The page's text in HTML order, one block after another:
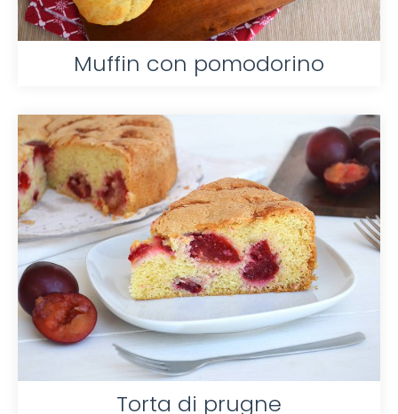
Muffin con pomodorino
Torta di prugne